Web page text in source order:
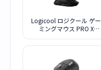
Logicool ロジクール ゲー
ミングマウス PRO X
004WL-BK